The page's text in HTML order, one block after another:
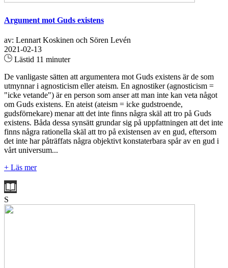
Argument mot Guds existens
av: Lennart Koskinen och Sören Levén
2021-02-13
Lästid 11 minuter
De vanligaste sätten att argumentera mot Guds existens är de som
utmynnar i agnosticism eller ateism. En agnostiker (agnosticism =
"icke vetande") är en person som anser att man inte kan veta något
om Guds existens. En ateist (ateism = icke gudstroende,
gudsförnekare) menar att det inte finns några skäl att tro på Guds
existens. Båda dessa synsätt grundar sig på uppfattningen att det inte
finns några rationella skäl att tro på existensen av en gud, eftersom
det inte har påträffats några objektivt konstaterbara spår av en gud i
vårt universum...
+ Läs mer
S